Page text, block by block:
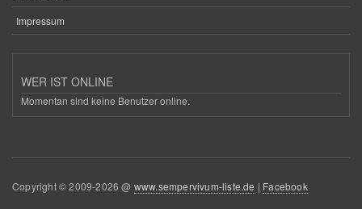
Impressum
WER IST ONLINE
Momentan sind keine Benutzer online.
Copyright © 2009-2026 @ www.sempervivum-liste.de | Facebook